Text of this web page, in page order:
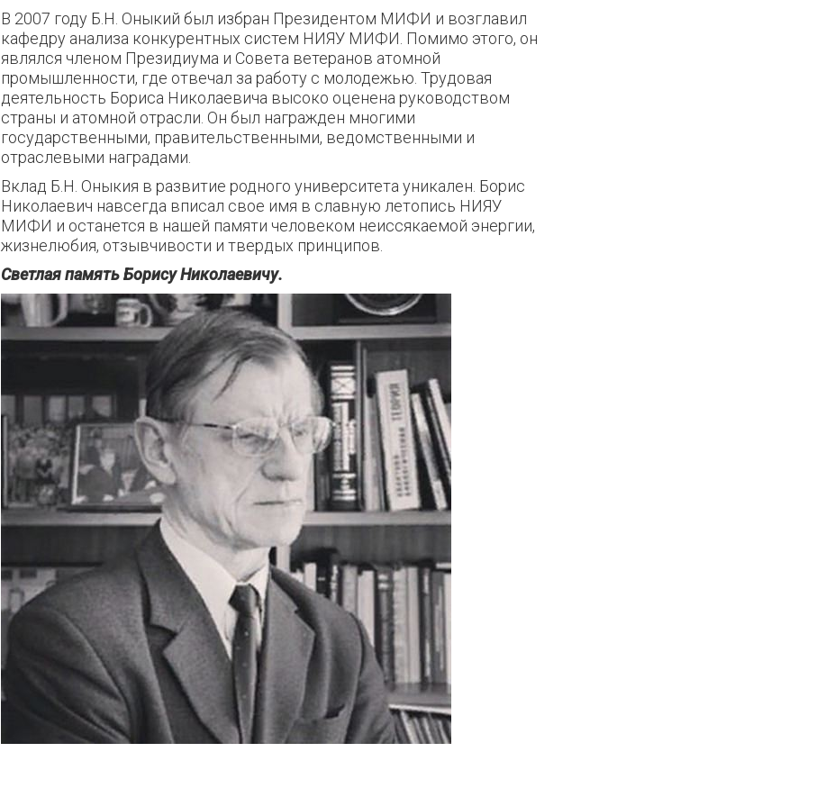
В 2007 году Б.Н. Оныкий был избран Президентом МИФИ и возглавил
кафедру анализа конкурентных систем НИЯУ МИФИ. Помимо этого, он
являлся членом Президиума и Совета ветеранов атомной
промышленности, где отвечал за работу с молодежью. Трудовая
деятельность Бориса Николаевича высоко оценена руководством
страны и атомной отрасли. Он был награжден многими
государственными, правительственными, ведомственными и
отраслевыми наградами.
Вклад Б.Н. Оныкия в развитие родного университета уникален. Борис
Николаевич навсегда вписал свое имя в славную летопись НИЯУ
МИФИ и останется в нашей памяти человеком неиссякаемой энергии,
жизнелюбия, отзывчивости и твердых принципов.
Светлая память Борису Николаевичу.